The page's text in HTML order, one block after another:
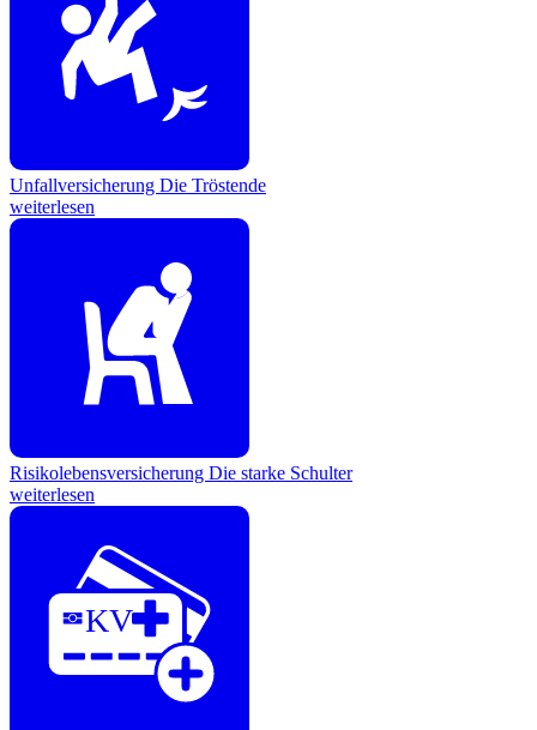
Unfallversicherung Die Tröstende
weiterlesen
Risikolebensversicherung Die starke Schulter
weiterlesen
KV